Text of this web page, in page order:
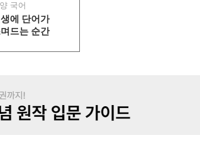
국어
에 단어가
드는 순간